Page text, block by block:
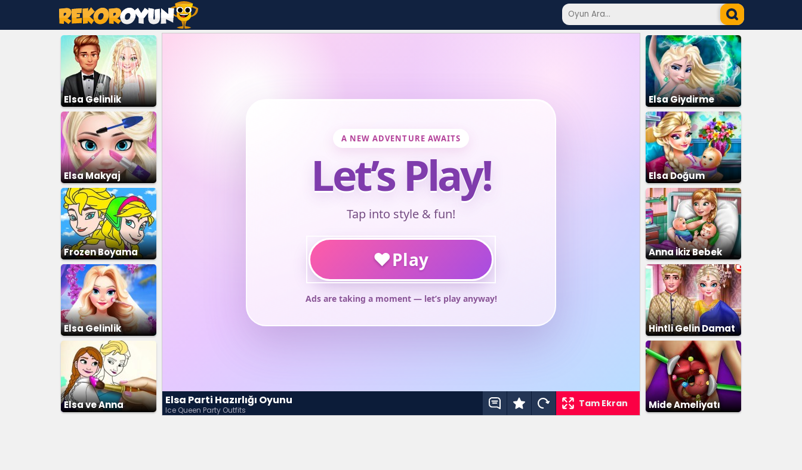
Elsa Gelinlik
Giydirme 3
Elsa Makyaj
Frozen Boyama
Elsa Gelinlik
Giydirme 2
Elsa ve Anna
Elsa Parti Hazırlığı Oyunu
Ice Queen Party Outfits
Tam Ekran
Elsa Giydirme
Elsa Doğum
Ameliyatı
Anna İkiz Bebek
Doğumu
Hintli Gelin Damat
Giydirme
Mide Ameliyatı